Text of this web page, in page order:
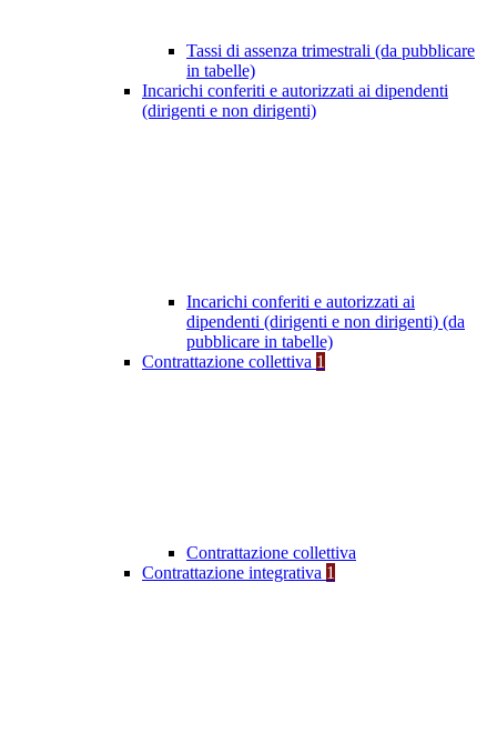
Tassi di assenza trimestrali (da pubblicare
in tabelle)
Incarichi conferiti e autorizzati ai dipendenti
(dirigenti e non dirigenti)
Incarichi conferiti e autorizzati ai
dipendenti (dirigenti e non dirigenti) (da
pubblicare in tabelle)
Contrattazione collettiva 1
Contrattazione collettiva
Contrattazione integrativa 1